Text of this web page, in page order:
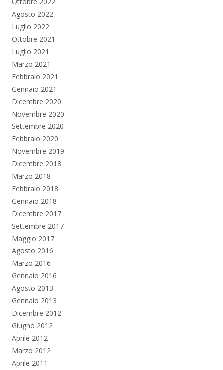
Ottobre 2022
Agosto 2022
Luglio 2022
Ottobre 2021
Luglio 2021
Marzo 2021
Febbraio 2021
Gennaio 2021
Dicembre 2020
Novembre 2020
Settembre 2020
Febbraio 2020
Novembre 2019
Dicembre 2018
Marzo 2018
Febbraio 2018
Gennaio 2018
Dicembre 2017
Settembre 2017
Maggio 2017
Agosto 2016
Marzo 2016
Gennaio 2016
Agosto 2013
Gennaio 2013
Dicembre 2012
Giugno 2012
Aprile 2012
Marzo 2012
Aprile 2011